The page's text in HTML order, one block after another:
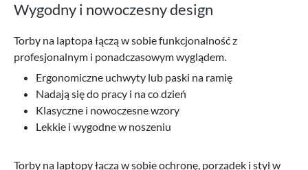
Wygodny i nowoczesny design
Torby na laptopa łączą w sobie funkcjonalność z
profesjonalnym i ponadczasowym wyglądem.
Ergonomiczne uchwyty lub paski na ramię
Nadają się do pracy i na co dzień
Klasyczne i nowoczesne wzory
Lekkie i wygodne w noszeniu
Torby na laptopy łączą w sobie ochronę, porządek i styl w